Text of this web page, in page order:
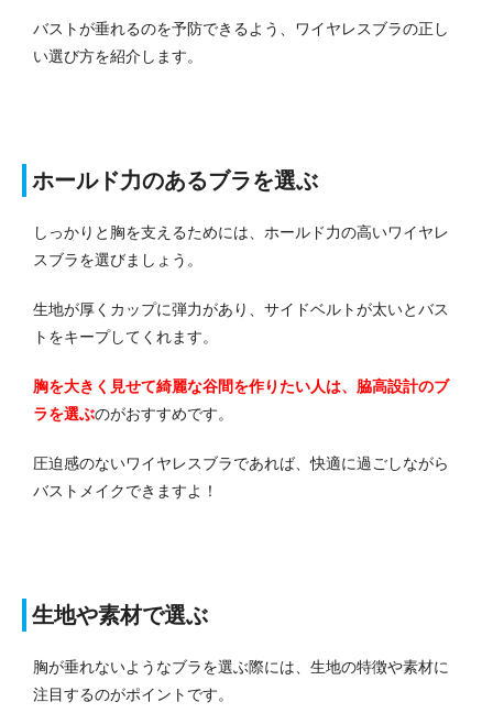
バストが垂れるのを予防できるよう、ワイヤレスブラの正し
い選び方を紹介します。
ホールド力のあるブラを選ぶ
しっかりと胸を支えるためには、ホールド力の高いワイヤレ
スブラを選びましょう。
生地が厚くカップに弾力があり、サイドベルトが太いとバス
トをキープしてくれます。
胸を大きく見せて綺麗な谷間を作りたい人は、脇高設計のブ
ラを選ぶのがおすすめです。
圧迫感のないワイヤレスブラであれば、快適に過ごしながら
バストメイクできますよ！
生地や素材で選ぶ
胸が垂れないようなブラを選ぶ際には、生地の特徴や素材に
注目するのがポイントです。